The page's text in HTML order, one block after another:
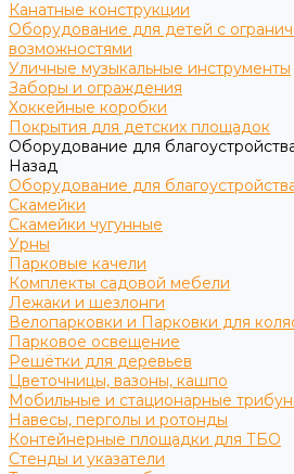
Канатные конструкции
Оборудование для детей с
возможностями
Уличные музыкальные инструменты
Заборы и ограждения
Хоккейные коробки
Покрытия для детских площадок
Оборудование для
Назад
Оборудование для
Скамейки
Скамейки чугунные
Урны
Парковые качели
Комплекты садовой мебели
Лежаки и шезлонги
Велопарковки и Парковки для
Парковое освещение
Решётки для деревьев
Цветочницы, вазоны, кашпо
Мобильные и стационарные
Навесы, перголы и ротонды
Контейнерные площадки для ТБО
Стенды и указатели